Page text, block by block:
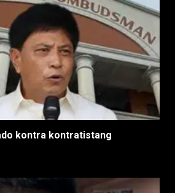
kontra kontratistang